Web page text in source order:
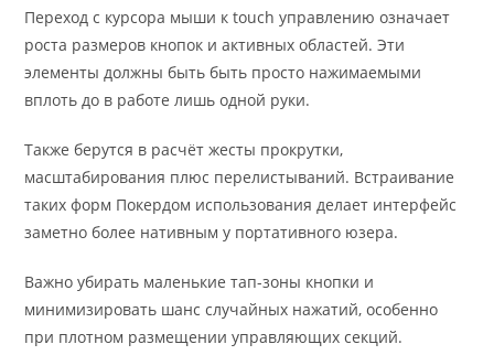
Переход с курсора мыши к touch управлению означает
роста размеров кнопок и активных областей. Эти
элементы должны быть быть просто нажимаемыми
вплоть до в работе лишь одной руки.
Также берутся в расчёт жесты прокрутки,
масштабирования плюс перелистываний. Встраивание
таких форм Покердом использования делает интерфейс
заметно более нативным у портативного юзера.
Важно убирать маленькие тап-зоны кнопки и
минимизировать шанс случайных нажатий, особенно
при плотном размещении управляющих секций.